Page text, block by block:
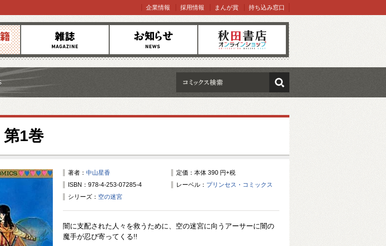
雑誌 お知らせ オンラインショップ
企業情報 採用情報 まんが賞 持ち込み窓口
検索
第1巻
著者： 中山星香
定価：本体 390 円+税
ISBN：978-4-253-07285-4
レーベル： プリンセス・コミックス
シリーズ： 空の迷宮
闇に支配された人々を救うために、空の迷宮に向うアーサーに闇の
魔手が忍び寄ってくる!!